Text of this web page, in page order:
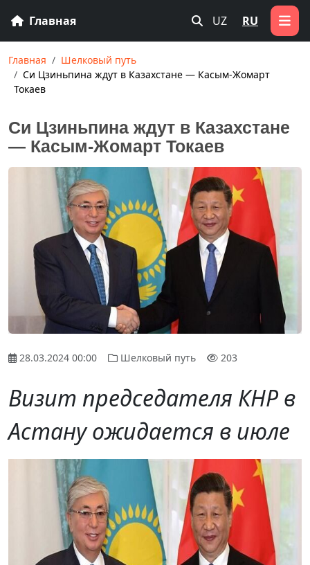
Главная UZ RU
Главная
Шелковый путь
Си Цзиньпина ждут в Казахстане — Касым-Жомарт
Токаев
Си Цзиньпина ждут в Казахстане
— Касым-Жомарт Токаев
28.03.2024 00:00 Шелковый путь 203
Визит председателя КНР в
Астану ожидается в июле